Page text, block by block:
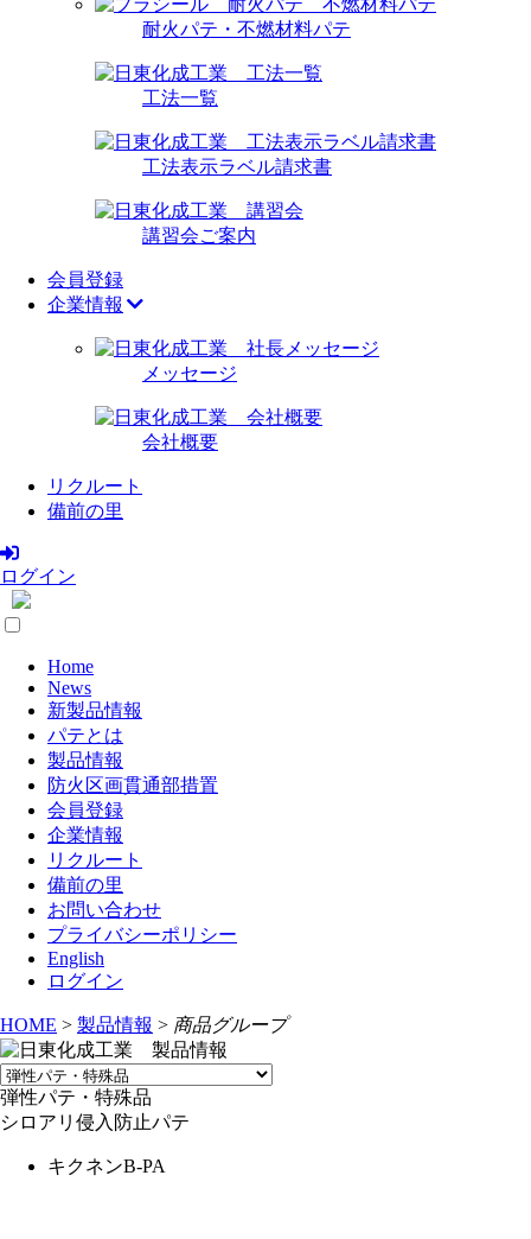
耐火パテ・不燃材料パテ
工法一覧
工法表示ラベル請求書
講習会ご案内
会員登録
企業情報
メッセージ
会社概要
リクルート
備前の里
ログイン
Home
News
新製品情報
パテとは
製品情報
防火区画貫通部措置
会員登録
企業情報
リクルート
備前の里
お問い合わせ
プライバシーポリシー
English
ログイン
HOME > 製品情報 > 商品グループ
弾性パテ・特殊品
シロアリ侵入防止パテ
キクネンB-PA